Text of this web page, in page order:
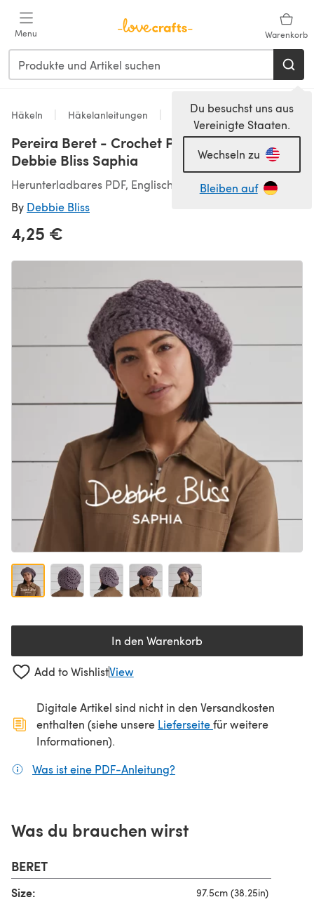
Menu Warenkorb
Du besuchst uns aus
Vereinigte Staaten.
Wechseln zu
Bleiben auf
Häkeln Häkelanleitungen Hats
Pereira Beret - Crochet Pattern for Women in
Debbie Bliss Saphia
Herunterladbares PDF, Englisch
By Debbie Bliss
4,25 €
In den Warenkorb
Add to WishlistView
Digitale Artikel sind nicht in den Versandkosten
enthalten (siehe unsere Lieferseite(öffnet sich in
für weitere
Informationen).
Was ist eine PDF-Anleitung?
Was du brauchen wirst
BERET
Size: 97.5cm (38.25in)